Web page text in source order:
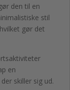
den til en
stil
gør det
en
skiller sig ud.